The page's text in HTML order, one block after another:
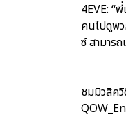
4EVE: “
คนไปดูพ
ซ์ สามาร
ชมมิวสิควิ